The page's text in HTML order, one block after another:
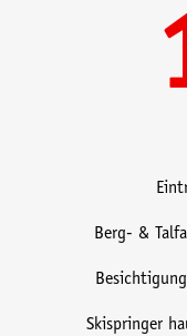
Berg- &
Skispringer